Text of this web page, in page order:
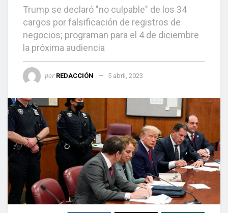
Trump se declaró "no culpable" de los 34
cargos por falsificación de registros de
negocios; programan para el 4 de diciembre
la próxima audiencia
por REDACCIÓN 5 abril, 2023